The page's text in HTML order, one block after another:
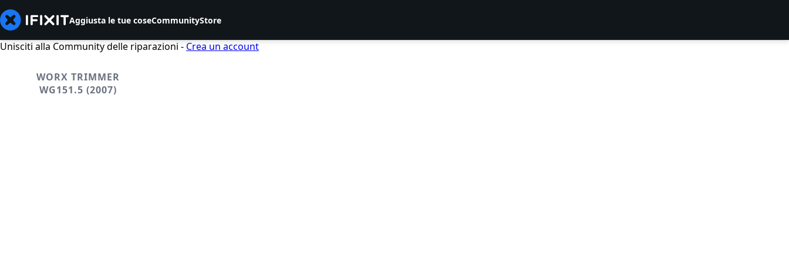
Aggiusta le tue coseCommunityStore
Unisciti alla Community delle riparazioni - Crea un account
WORX TRIMMER
WG151.5 (2007)